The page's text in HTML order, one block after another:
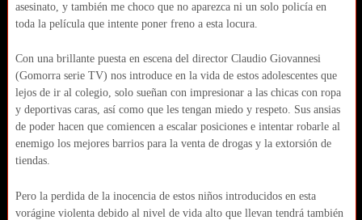
asesinato, y también me choco que no aparezca ni un solo policía en
toda la película que intente poner freno a esta locura.
Con una brillante puesta en escena del director Claudio Giovannesi
(Gomorra serie TV) nos introduce en la vida de estos adolescentes que
lejos de ir al colegio, solo sueñan con impresionar a las chicas con ropa
y deportivas caras, así como que les tengan miedo y respeto. Sus ansias
de poder hacen que comiencen a escalar posiciones e intentar robarle al
enemigo los mejores barrios para la venta de drogas y la extorsión de
tiendas.
Pero la perdida de la inocencia de estos niños introducidos en esta
vorágine violenta debido al nivel de vida alto que llevan tendrá también